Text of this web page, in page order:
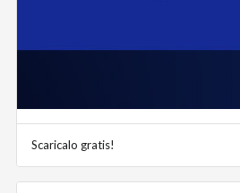
Scaricalo gratis!